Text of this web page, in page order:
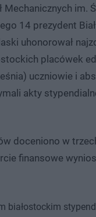
Mechanicznych im.
14 prezydent
uhonorował
placówek
uczniowie i
akty
doceniono w
finansowe
białostockim